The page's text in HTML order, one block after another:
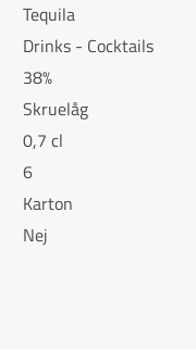
Tequila
Drinks - Cocktails
38%
Skruelåg
0,7 cl
6
Karton
Nej